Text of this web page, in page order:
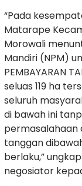
“Pada
Matarape
Morowali
Mandiri (NPM)
PEMBAYARAN
seluas 119 ha
seluruh
di bawah ini
permasalahaan
tanggan
berlaku,”
negosiator